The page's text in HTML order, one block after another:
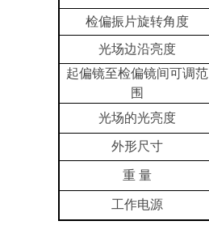
检偏振片旋转角度
光场边沿亮度
起偏镜至检偏镜间可调范
围
光场的光亮度
外形尺寸
重 量
工作电源